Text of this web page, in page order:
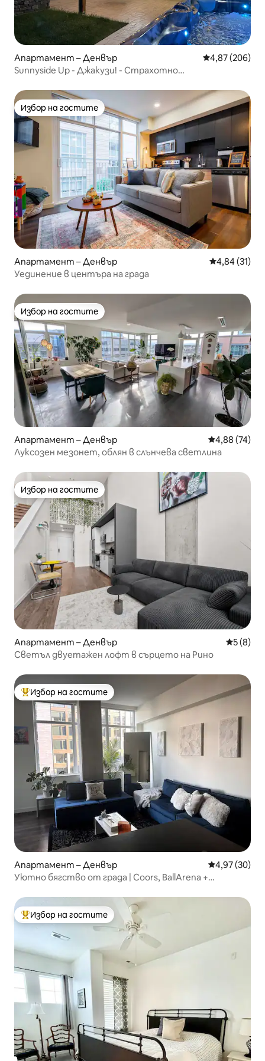
Апартамент – Денвър Средна
4,87 (206)
Sunnyside Up - Джакузи! - Страхотно
Избор на гостите
Избор на гостите
Апартамент – Денвър Средна
4,84 (31)
Уединение в центъра на града
Избор на гостите
Избор на гостите
Апартамент – Денвър Средна
4,88 (74)
Луксозен мезонет, облян в слънчева светлина
Избор на гостите
Избор на гостите
Апартамент – Денвър Средна
5 (8)
Светъл двуетажен лофт в сърцето на Рино
Най-популярен избор на гостите
Избор на гостите
Апартамент – Денвър Средна
4,97 (30)
Уютно бягство от града | Coors, BallArena +
Най-популярен избор на гостите
Избор на гостите